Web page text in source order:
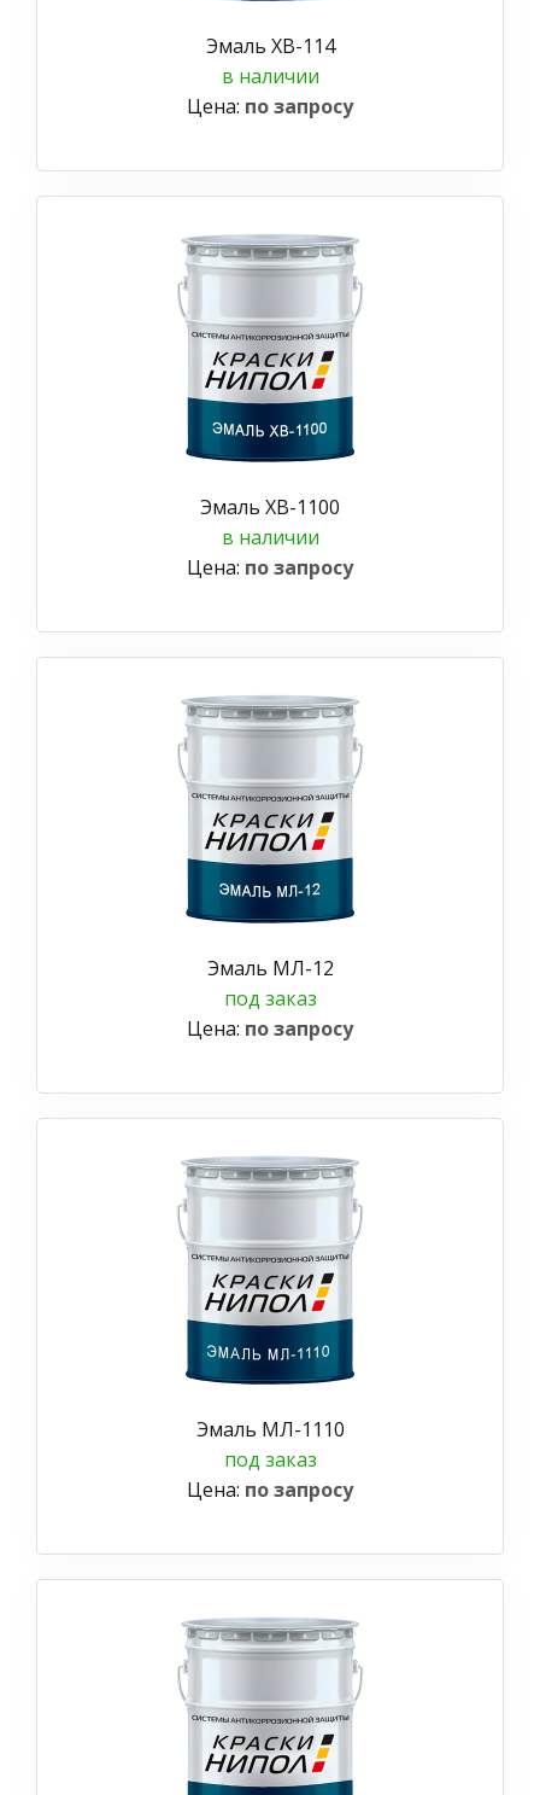
Эмаль ХВ-114
в наличии
Цена: по запросу
Эмаль ХВ-1100
в наличии
Цена: по запросу
Эмаль МЛ-12
под заказ
Цена: по запросу
Эмаль МЛ-1110
под заказ
Цена: по запросу